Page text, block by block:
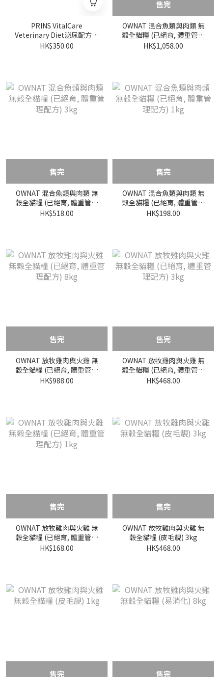
PRINS VitalCare
Veterinary Diet泌尿配方處
方貓糧 1.5kg
HK$350.00
售完
OWNAT 混合魚類與肉類 無
穀全貓糧 (已絕育, 體重管理
配方) 8kg
HK$1,058.00
售完
OWNAT 混合魚類與肉類 無
穀全貓糧 (已絕育, 體重管理
配方) 3kg
HK$518.00
售完
OWNAT 混合魚類與肉類 無
穀全貓糧 (已絕育, 體重管理
配方) 1kg
HK$198.00
售完
OWNAT 放牧雞肉與火雞 無
穀全貓糧 (已絕育, 體重管理
配方) 8kg
HK$988.00
售完
OWNAT 放牧雞肉與火雞 無
穀全貓糧 (已絕育, 體重管理
配方) 3kg
HK$468.00
售完
OWNAT 放牧雞肉與火雞 無
穀全貓糧 (已絕育, 體重管理
配方) 1kg
HK$168.00
售完
OWNAT 放牧雞肉與火雞 無
穀全貓糧 (皮毛靚) 3kg
HK$468.00
售完 售完